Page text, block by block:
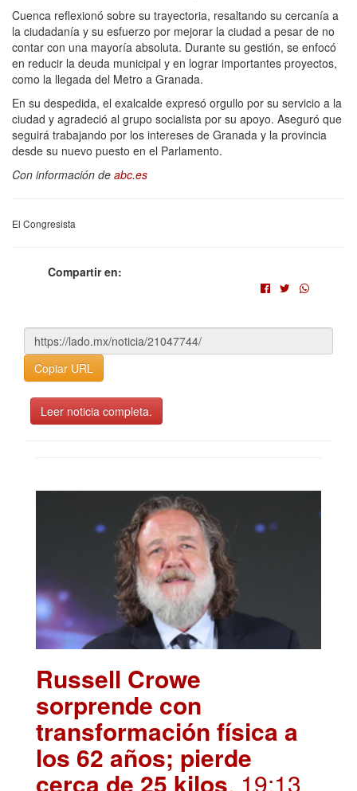
Cuenca reflexionó sobre su trayectoria, resaltando su cercanía a
la ciudadanía y su esfuerzo por mejorar la ciudad a pesar de no
contar con una mayoría absoluta. Durante su gestión, se enfocó
en reducir la deuda municipal y en lograr importantes proyectos,
como la llegada del Metro a Granada.
En su despedida, el exalcalde expresó orgullo por su servicio a la
ciudad y agradeció al grupo socialista por su apoyo. Aseguró que
seguirá trabajando por los intereses de Granada y la provincia
desde su nuevo puesto en el Parlamento.
Con información de abc.es
El Congresista
Compartir en:
Copiar URL
Leer noticia completa.
Russell Crowe
sorprende con
transformación física a
los 62 años; pierde
cerca de 25 kilos. 19:13